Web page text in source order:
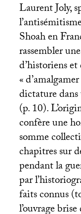
Laurent Joly,
Shoah en
rassembler
d’historiens
«
dictature
(p. 10).
confère une
somme
chapitres sur
pendant la
par
faits connus
l’ouvrage